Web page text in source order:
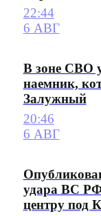
22:44
6 АВГ
В зоне СВО
наемник,
Залужный
20:46
6 АВГ
удара ВС РФ
центру под